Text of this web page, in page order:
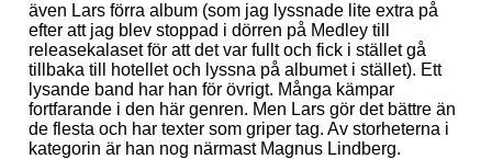
även Lars förra album (som jag lyssnade lite extra på
efter att jag blev stoppad i dörren på Medley till
releasekalaset för att det var fullt och fick i stället gå
tillbaka till hotellet och lyssna på albumet i stället). Ett
lysande band har han för övrigt. Många kämpar
fortfarande i den här genren. Men Lars gör det bättre än
de flesta och har texter som griper tag. Av storheterna i
kategorin är han nog närmast Magnus Lindberg.